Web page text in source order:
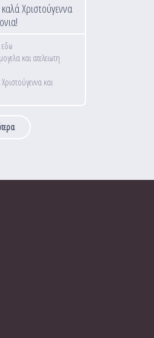
Χριστούγεννα
εδω
και ατελειωτη
και